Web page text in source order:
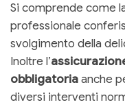
Si comprende come
professionale
svolgimento della
Inoltre l’
obbligatoriaanche
diversi interventi